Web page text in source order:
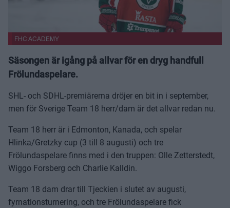
FHC ACADEMY
Säsongen är igång på allvar för en dryg handfull
Frölundaspelare.
SHL- och SDHL-premiärerna dröjer en bit in i september,
men för Sverige Team 18 herr/dam är det allvar redan nu.
Team 18 herr är i Edmonton, Kanada, och spelar
Hlinka/Gretzky cup (3 till 8 augusti) och tre
Frölundaspelare finns med i den truppen: Olle Zetterstedt,
Wiggo Forsberg och Charlie Kalldin.
Team 18 dam drar till Tjeckien i slutet av augusti,
fyrnationsturnering, och tre Frölundaspelare fick